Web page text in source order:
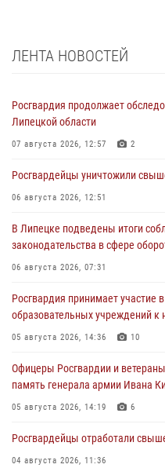
ЛЕНТА НОВОСТЕЙ
Росгвардия продолжает
Липецкой области
07 августа 2026, 12:57 2
Росгвардейцы уничтожили
06 августа 2026, 12:51
В Липецке подведены итоги
законодательства в сфере
06 августа 2026, 07:31
Росгвардия принимает участие
образовательных учреждений к
05 августа 2026, 14:36 10
Офицеры Росгвардии и
память генерала армии Ивана
05 августа 2026, 14:19 6
Росгвардейцы отработали
04 августа 2026, 11:36